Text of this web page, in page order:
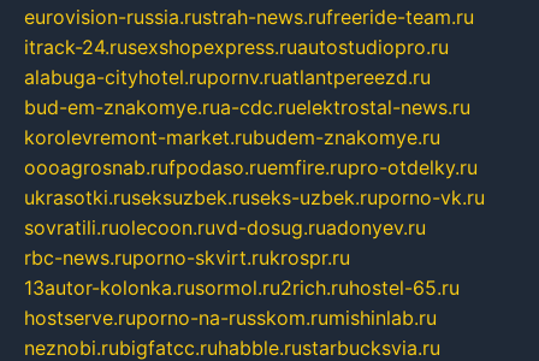
eurovision-russia.rustrah-news.rufreeride-team.ru
itrack-24.rusexshopexpress.ruautostudiopro.ru
alabuga-cityhotel.rupornv.ruatlantpereezd.ru
bud-em-znakomye.rua-cdc.ruelektrostal-news.ru
korolevremont-market.rubudem-znakomye.ru
oooagrosnab.rufpodaso.ruemfire.rupro-otdelky.ru
ukrasotki.ruseksuzbek.ruseks-uzbek.ruporno-vk.ru
sovratili.ruolecoon.ruvd-dosug.ruadonyev.ru
rbc-news.ruporno-skvirt.rukrospr.ru
13autor-kolonka.rusormol.ru2rich.ruhostel-65.ru
hostserve.ruporno-na-russkom.rumishinlab.ru
neznobi.rubigfatcc.ruhabble.rustarbucksvia.ru